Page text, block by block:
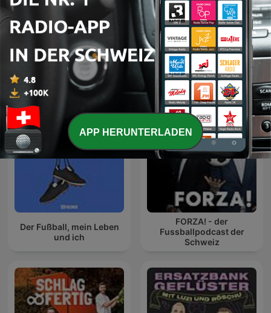
Anderi Liga 2.0
Hoselupf – Der Schwing-
Podcast Forrer vs. Perren
Der Fußball, mein Leben
und ich
FORZA! - der
Fussballpodcast der
Schweiz
APP HERUNTERLADEN